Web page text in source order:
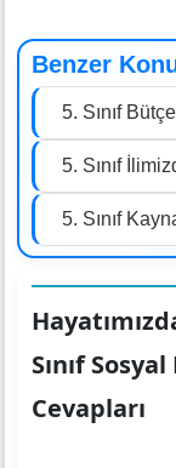
Benzer
5. Sınıf
5. Sınıf
5. Sınıf
Sınıf
Cevapları